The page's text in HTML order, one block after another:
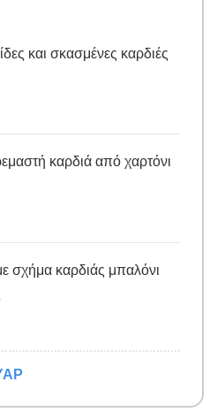
και σκασμένες καρδιές
καρδιά από χαρτόνι
σχήμα καρδιάς μπαλόνι